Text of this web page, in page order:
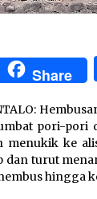
Share
pori-pori
menukik ke
dan turut
hingga